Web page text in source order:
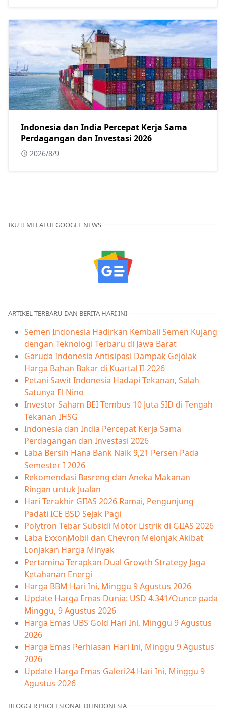
Indonesia dan India Percepat Kerja Sama
Perdagangan dan Investasi 2026
2026/8/9
IKUTI MELALUI GOOGLE NEWS
ARTIKEL TERBARU DAN BERITA HARI INI
Semen Indonesia Hadirkan Kembali Semen Kujang
dengan Teknologi Terbaru di Jawa Barat
Garuda Indonesia Antisipasi Dampak Gejolak
Harga Bahan Bakar di Kuartal II-2026
Petani Sawit Indonesia Hadapi Tekanan, Salah
Satunya El Nino
Investor Saham BEI Tembus 10 Juta SID di Tengah
Tekanan IHSG
Indonesia dan India Percepat Kerja Sama
Perdagangan dan Investasi 2026
Laba Bersih Hana Bank Naik 9,21 Persen Pada
Semester I 2026
Rekomendasi Basreng dan Aneka Makanan
Ringan untuk Jualan
Hari Terakhir GIIAS 2026 Ramai, Pengunjung
Padati ICE BSD Sejak Pagi
Polytron Tebar Subsidi Motor Listrik di GIIAS 2026
Laba ExxonMobil dan Chevron Melonjak Akibat
Lonjakan Harga Minyak
Pertamina Terapkan Dual Growth Strategy Jaga
Ketahanan Energi
Harga BBM Hari Ini, Minggu 9 Agustus 2026
Update Harga Emas Dunia: USD 4.341/Ounce pada
Minggu, 9 Agustus 2026
Harga Emas UBS Gold Hari Ini, Minggu 9 Agustus
2026
Harga Emas Perhiasan Hari Ini, Minggu 9 Agustus
2026
Update Harga Emas Galeri24 Hari Ini, Minggu 9
Agustus 2026
BLOGGER PROFESIONAL DI INDONESIA